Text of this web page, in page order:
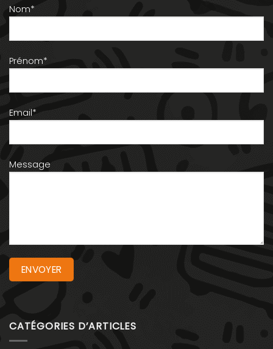
Nom*
Prénom*
Email*
Message
CATÉGORIES D’ARTICLES